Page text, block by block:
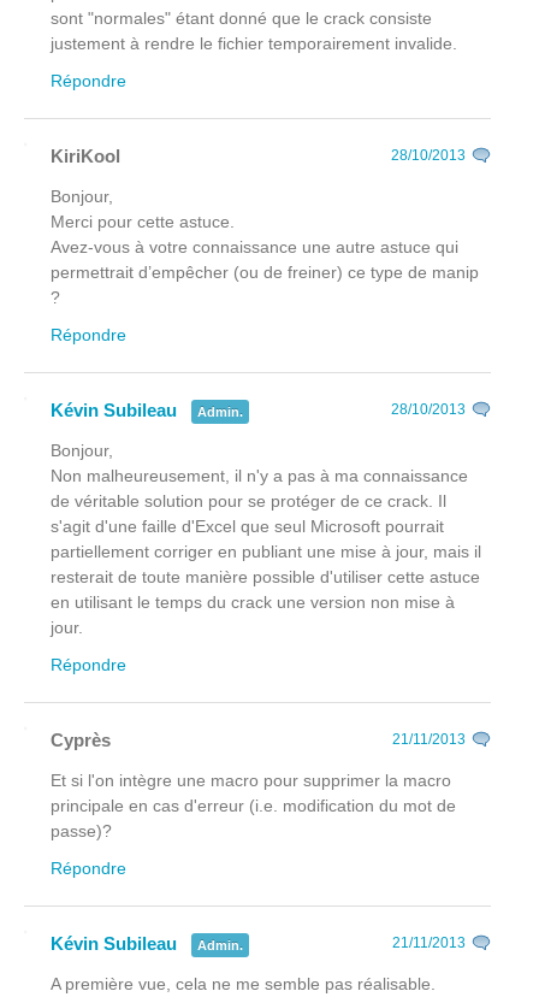
sont "normales" étant donné que le crack consiste
justement à rendre le fichier temporairement invalide.
Répondre
KiriKool 28/10/2013
Bonjour,
Merci pour cette astuce.
Avez-vous à votre connaissance une autre astuce qui
permettrait d’empêcher (ou de freiner) ce type de manip
?
Répondre
Kévin Subileau Admin. 28/10/2013
Bonjour,
Non malheureusement, il n'y a pas à ma connaissance
de véritable solution pour se protéger de ce crack. Il
s'agit d'une faille d'Excel que seul Microsoft pourrait
partiellement corriger en publiant une mise à jour, mais il
resterait de toute manière possible d'utiliser cette astuce
en utilisant le temps du crack une version non mise à
jour.
Répondre
Cyprès 21/11/2013
Et si l'on intègre une macro pour supprimer la macro
principale en cas d'erreur (i.e. modification du mot de
passe)?
Répondre
Kévin Subileau Admin. 21/11/2013
A première vue, cela ne me semble pas réalisable.